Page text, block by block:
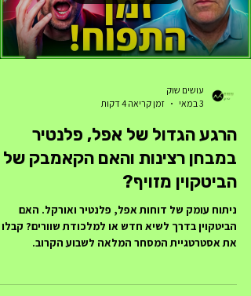
עושים שוק
3 במאי
זמן קריאה 4 דקות
הרגע הגדול של אפל, פלנטיר
במבחן רצינות והאם הקאמבק של
הביטקוין מזויף?
ניתוח עומק של דוחות אפל, פלנטיר ואורקל. האם
הביטקוין בדרך לשיא חדש או למלכודת שוורים? קבלו
את אסטרטגיית המסחר המלאה לשבוע הקרוב.